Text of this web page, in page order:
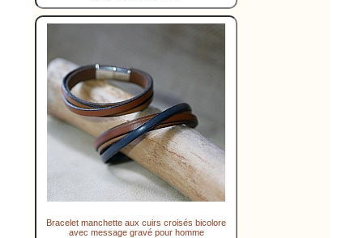
Bracelet manchette aux cuirs croisés bicolore
avec message gravé pour homme